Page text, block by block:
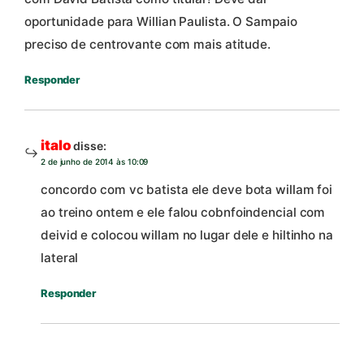
oportunidade para Willian Paulista. O Sampaio
preciso de centrovante com mais atitude.
Responder
italo disse:
2 de junho de 2014 às 10:09
concordo com vc batista ele deve bota willam foi
ao treino ontem e ele falou cobnfoindencial com
deivid e colocou willam no lugar dele e hiltinho na
lateral
Responder